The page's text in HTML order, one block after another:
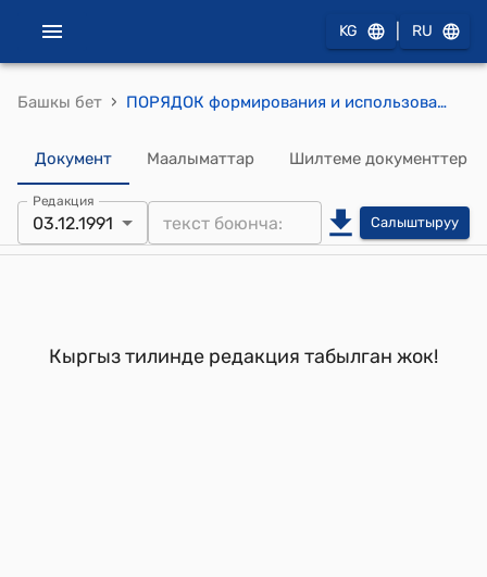
KG RU
Башкы бет › ПОРЯДОК формирования и использования специального централизованного счета госконцерна "Кыргызлегпром" по финансированию общеотраслевых и межотраслевых научно-исследовательских и опытно-конструкторских работ (Утвержден Постановлением Кабинета Министров РК от 3 декабря 1991 года №564)
Документ Маалыматтар Шилтеме документтер
Редакция
03.12.1991 Салыштыруу
Кыргыз тилинде редакция табылган жок!